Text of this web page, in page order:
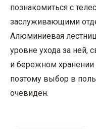
познакомиться с
заслуживающими
Алюминиевая
уровне ухода за ней,
и бережном
поэтому выбор в
очевиден.